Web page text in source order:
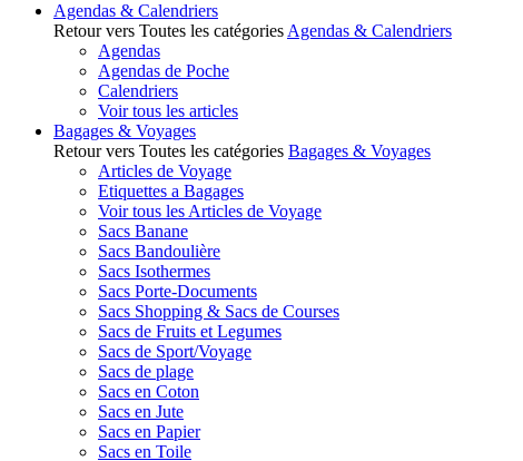
Agendas & Calendriers
Retour vers Toutes les catégories Agendas & Calendriers
Agendas
Agendas de Poche
Calendriers
Voir tous les articles
Bagages & Voyages
Retour vers Toutes les catégories Bagages & Voyages
Articles de Voyage
Etiquettes a Bagages
Voir tous les Articles de Voyage
Sacs Banane
Sacs Bandoulière
Sacs Isothermes
Sacs Porte-Documents
Sacs Shopping & Sacs de Courses
Sacs de Fruits et Legumes
Sacs de Sport/Voyage
Sacs de plage
Sacs en Coton
Sacs en Jute
Sacs en Papier
Sacs en Toile